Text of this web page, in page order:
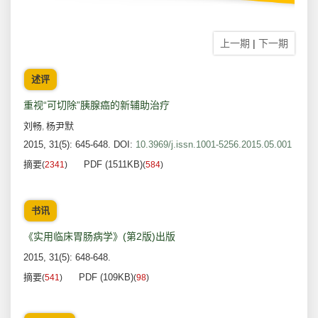
上一期 | 下一期
述评
重视“可切除”胰腺癌的新辅助治疗
刘畅, 杨尹默
2015, 31(5): 645-648. DOI: 10.3969/j.issn.1001-5256.2015.05.001
摘要(2341) PDF (1511KB)(584)
书讯
《实用临床胃肠病学》(第2版)出版
2015, 31(5): 648-648.
摘要(541) PDF (109KB)(98)